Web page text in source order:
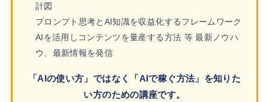
計図
プロンプト思考とAI知識を収益化するフレームワーク
AIを活用しコンテンツを量産する方法 等 最新ノウハ
ウ、最新情報を発信
「AIの使い方」ではなく「AIで稼ぐ方法」を知りた
い方のための講座です。